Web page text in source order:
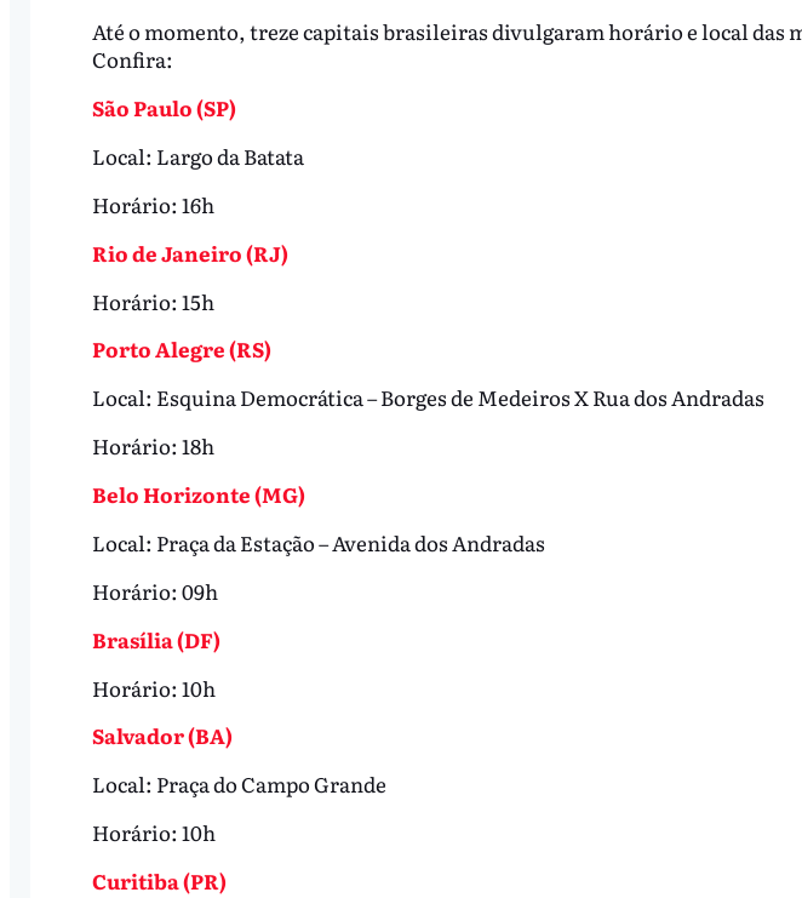
Até o momento, treze capitais brasileiras divulgaram horário e local das
Confira:
São Paulo (SP)
Local: Largo da Batata
Horário: 16h
Rio de Janeiro (RJ)
Horário: 15h
Porto Alegre (RS)
Local: Esquina Democrática – Borges de Medeiros X Rua dos Andradas
Horário: 18h
Belo Horizonte (MG)
Local: Praça da Estação – Avenida dos Andradas
Horário: 09h
Brasília (DF)
Horário: 10h
Salvador (BA)
Local: Praça do Campo Grande
Horário: 10h
Curitiba (PR)